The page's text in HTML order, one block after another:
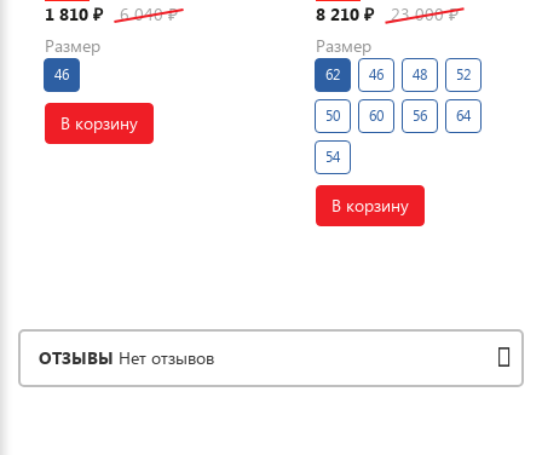
1 810 ₽ 6 040₽
Размер
46
В корзину
8 210 ₽ 23 000₽
Размер
62 46 48 52
50 60 56 64
54
В корзину
ОТЗЫВЫ Нет отзывов